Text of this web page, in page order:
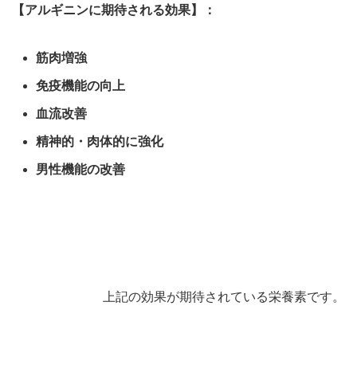
【アルギニンに期待される効果】：
筋肉増強
免疫機能の向上
血流改善
精神的・肉体的に強化
男性機能の改善
上記の効果が期待されている栄養素です。